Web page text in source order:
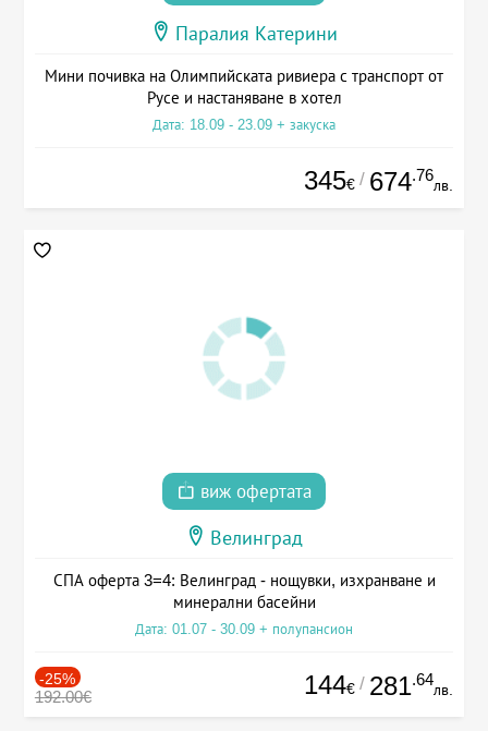
Паралия Катерини
Мини почивка на Олимпийската ривиера с транспорт от
Русе и настаняване в хотел
Дата: 18.09 - 23.09 + закуска
345€ / 674.76
лв.
виж офертата
Велинград
СПА оферта 3=4: Велинград - нощувки, изхранване и
минерални басейни
Дата: 01.07 - 30.09 + полупансион
-25%
192.00€ 144€ / 281.64
лв.